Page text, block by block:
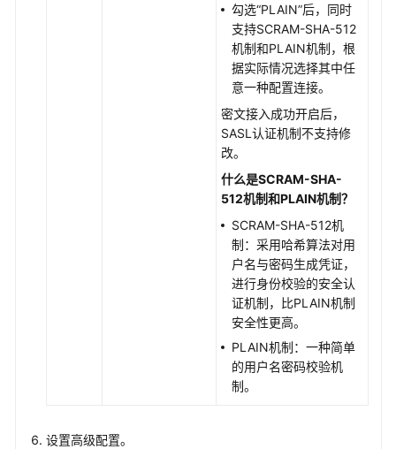
勾选“PLAIN”后，同时
支持SCRAM-SHA-512
机制和PLAIN机制，根
据实际情况选择其中任
意一种配置连接。
密文接入成功开启后，
SASL认证机制不支持修
改。
什么是SCRAM-SHA-
512机制和PLAIN机制？
SCRAM-SHA-512机
制：采用哈希算法对用
户名与密码生成凭证，
进行身份校验的安全认
证机制，比PLAIN机制
安全性更高。
PLAIN机制：一种简单
的用户名密码校验机
制。
设置高级配置。